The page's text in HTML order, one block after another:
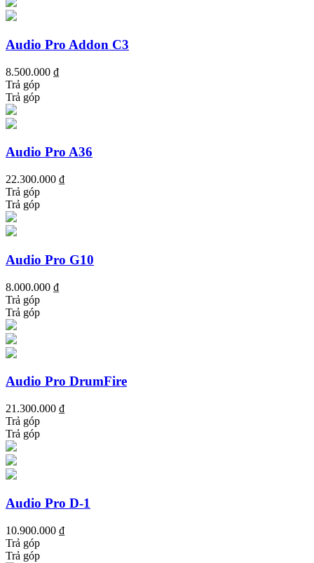
Audio Pro Addon C3
8.500.000 ₫
Trả góp
Trả góp
Audio Pro A36
22.300.000 ₫
Trả góp
Trả góp
Audio Pro G10
8.000.000 ₫
Trả góp
Trả góp
Audio Pro DrumFire
21.300.000 ₫
Trả góp
Trả góp
Audio Pro D-1
10.900.000 ₫
Trả góp
Trả góp